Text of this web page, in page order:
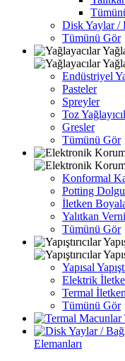
Disk Yaylar /
Tümünü Gör
Endüstriyel
Pasteler
Spreyler
Toz
Gresler
Tümünü Gör
Konformal
Potting
İletken
Yalıtkan
Tümünü Gör
Yapısal
Elektrik
Termal İletken
Tümünü Gör
Elemanları